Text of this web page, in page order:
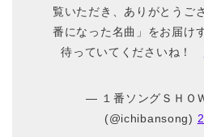
覧いただき、ありがとうご
番になった名曲」をお届け
待っていてくださいね！
— １番ソングＳＨＯ
(@ichibansong)